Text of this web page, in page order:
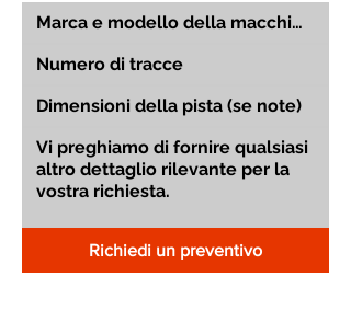
Richiedi un preventivo